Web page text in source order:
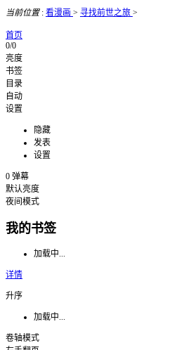
当前位置: 看漫画 > 寻找前世之旅 >
首页
0/0
亮度
书签
目录
自动
设置
隐藏
发表
设置
0 弹幕
默认亮度
夜间模式
我的书签
加载中...
详情
升序
加载中...
卷轴模式